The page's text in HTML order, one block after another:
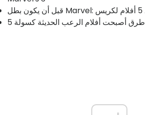
5 طرق أصبحت أفلام الرعب الحديثة كسولة